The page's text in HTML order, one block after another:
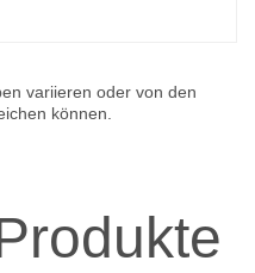
variieren oder von den
können.